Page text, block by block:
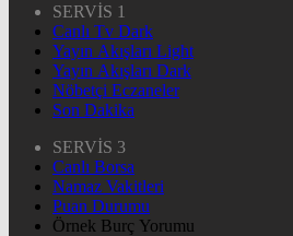
SERVİS 1
Canlı Tv Dark
Yayın Akışları Light
Yayın Akışları Dark
Nöbetçi Eczaneler
Son Dakika
SERVİS 3
Canlı Borsa
Namaz Vakitleri
Puan Durumu
Örnek Burç Yorumu